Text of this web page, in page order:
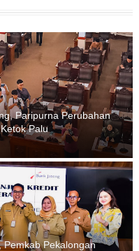
Paripurna Perubahan
Palu
Pekalongan